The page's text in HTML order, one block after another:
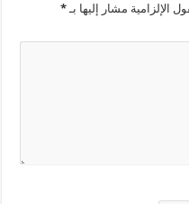
الإلزامية مشار إليها بـ*